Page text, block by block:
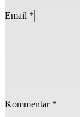
Email *
Kommentar *